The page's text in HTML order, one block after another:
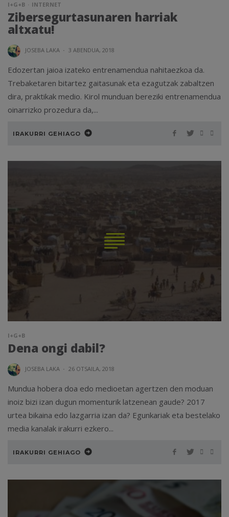
I+G+B INTERNET
Zibersegurtasunaren harriak
altxatu!
JOSEBA LAKA · 3 ABENDUA, 2018
Edozertan jaioa izateko entrenamendua nahitaezkoa da.
Trebaketaren bitartez gaitasunak eta ezagutzak zabaltzen
dira, praktikak medio. Kirol munduan bereziki entrenamendua
oinarrizko prozedura da,...
IRAKURRI GEHIAGO
I+G+B
Dena ongi dabil?
JOSEBA LAKA · 26 OTSAILA, 2018
Mundua hobera doa edo medioetan agertzen den moduan
inoiz bizi izan dugun momenturik latzenean gaude? 2017
urtea bikaina edo lazgarria izan da? Egunkariak eta bestelako
media kanalak irakurri ezkero...
IRAKURRI GEHIAGO